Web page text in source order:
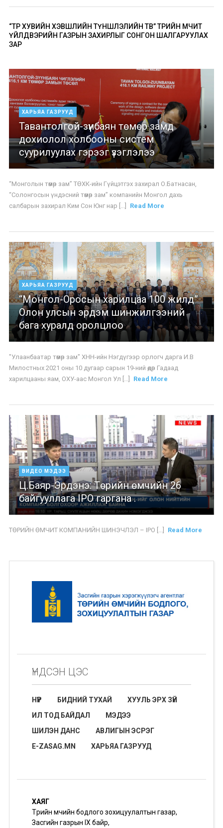
“ТӨР ХУВИЙН ХЭВШЛИЙН ТҮНШЛЭЛИЙН ТӨВ” ТӨРИЙН ӨМЧИТ
ҮЙЛДВЭРИЙН ГАЗРЫН ЗАХИРЛЫГ СОНГОН ШАЛГАРУУЛАХ
ЗАР
ХАРЬЯА ГАЗРУУД
Тавантолгой-зүүнбаян төмөр замд
дохиолол холбооны систем
суурилуулах гэрээг үзэглэлээ
“Монголын төмөр зам” ТӨХК-ийн Гүйцэтгэх захирал О.Батнасан,
“Солонгосын үндэсний төмөр зам” компанийн Монгол дахь
салбарын захирал Ким Сон Юнг нар [...]
Read More
ХАРЬЯА ГАЗРУУД
“Монгол-Оросын харилцаа 100 жилд”
Олон улсын эрдэм шинжилгээний
бага хуралд оролцлоо
"Улаанбаатар төмөр зам" ХНН-ийн Нэгдүгээр орлогч дарга И.В
Милостных 2021 оны 10 дугаар сарын 19-ний өдөр Гадаад
харилцааны яам, ОХУ-аас Монгол Ул [...]
Read More
ВИДЕО МЭДЭЭ
Ц.Баяр-Эрдэнэ: Төрийн өмчийн 26
байгууллага IPO гаргана .
ТӨРИЙН ӨМЧИТ КОМПАНИЙН ШИНЭЧЛЭЛ – IPO [...] Read More
ҮНДСЭН ЦЭС
НҮҮР БИДНИЙ ТУХАЙ
ХУУЛЬ ЭРХ ЗҮЙ
ИЛ ТОД БАЙДАЛ
МЭДЭЭ
ШИЛЭН ДАНС
АВЛИГЫН ЭСРЭГ
E-ZASAG.MN
ХАРЬЯА ГАЗРУУД
ХАЯГ
Төрийн өмчийн бодлого зохицуулалтын газар,
Засгийн газрын IX байр,